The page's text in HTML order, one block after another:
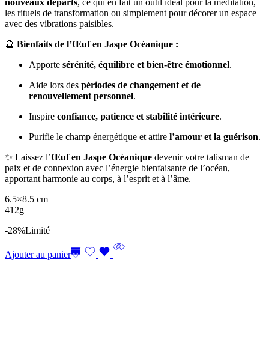
nouveaux départs, ce qui en fait un outil idéal pour la méditation,
les rituels de transformation ou simplement pour décorer un espace
avec des vibrations paisibles.
🔮 Bienfaits de l’Œuf en Jaspe Océanique :
Apporte sérénité, équilibre et bien-être émotionnel.
Aide lors des périodes de changement et de
renouvellement personnel.
Inspire confiance, patience et stabilité intérieure.
Purifie le champ énergétique et attire l’amour et la guérison.
✨ Laissez l’Œuf en Jaspe Océanique devenir votre talisman de
paix et de connexion avec l’énergie bienfaisante de l’océan,
apportant harmonie au corps, à l’esprit et à l’âme.
6.5×8.5 cm
412g
-28%Limité
Ajouter au panier